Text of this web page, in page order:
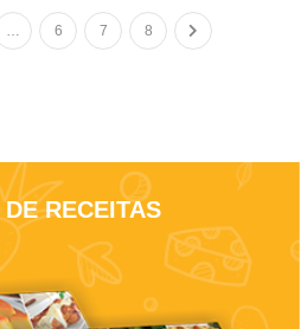
6 7 8
RECEITAS